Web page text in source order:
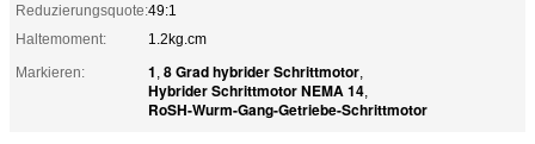
Reduzierungsquote:49:1
Haltemoment:
1.2kg.cm
Markieren:
1 , 8 Grad hybrider Schrittmotor,
Hybrider Schrittmotor NEMA 14,
RoSH-Wurm-Gang-Getriebe-Schrittmotor